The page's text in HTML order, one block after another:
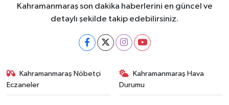
Kahramanmaraş son dakika haberlerini en güncel ve
detaylı şekilde takip edebilirsiniz.
Kahramanmaraş Nöbetçi
Eczaneler
Kahramanmaraş Hava
Durumu